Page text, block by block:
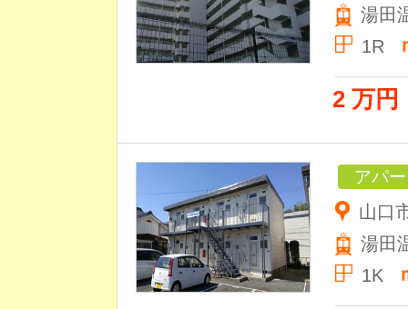
湯田
1R
2 万円
アパ
山口
湯田
1K